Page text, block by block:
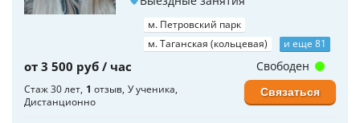
м. Петровский парк
м. Таганская (кольцевая)
и еще 81
от 3 500 руб / час
Стаж 30 лет 1 отзыв У ученика
Дистанционно
Свободен
Связаться